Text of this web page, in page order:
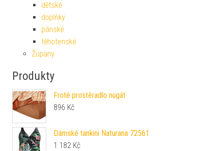
dětské
doplňky
pánské
těhotenské
Župany
Produkty
Froté prostěradlo nugát
896 Kč
Dámské tankini Naturana 72561
1 182 Kč